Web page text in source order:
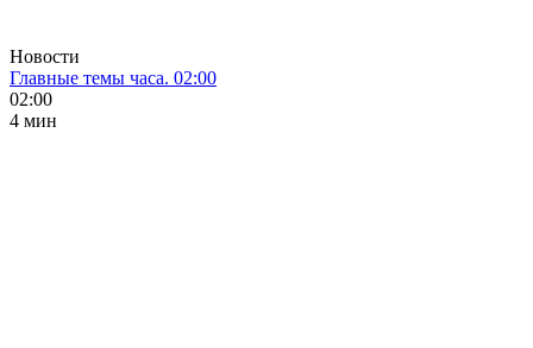
Новости
Главные темы часа. 02:00
02:00
4 мин